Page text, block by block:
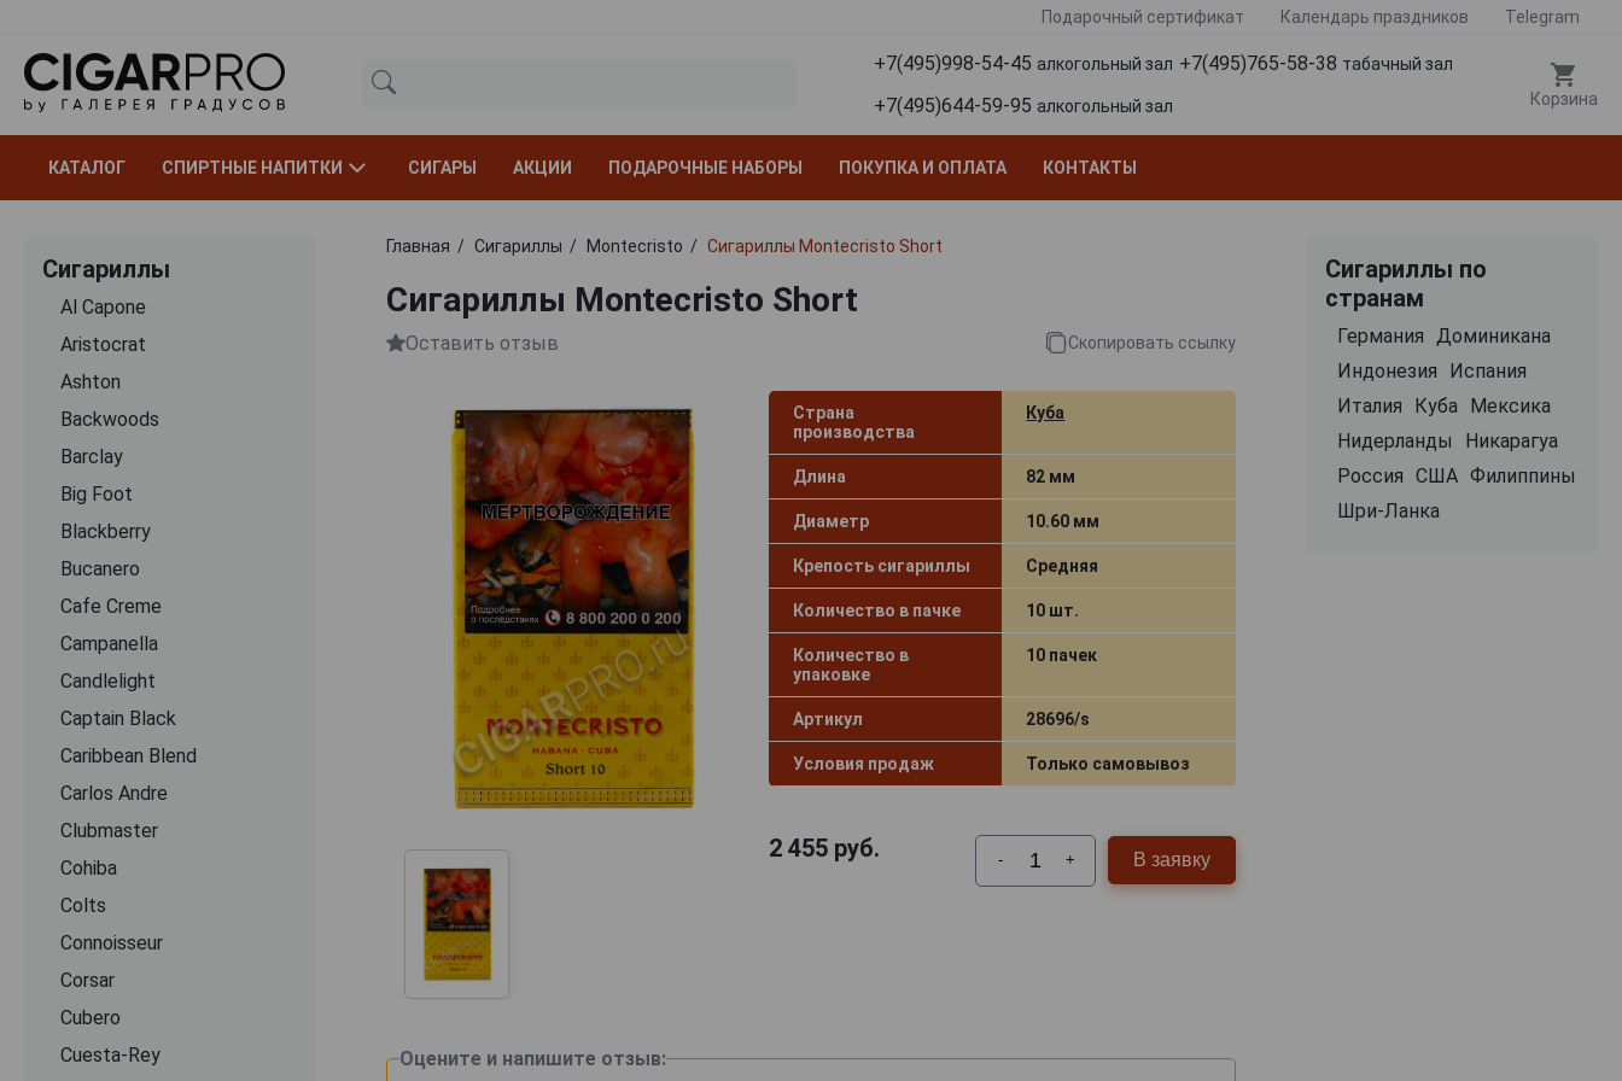
Подарочный сертификат Календарь праздников Telegram
+7(495)998-54-45 алкогольный зал +7(495)765-58-38 табачный зал
+7(495)644-59-95 алкогольный зал Корзина
КАТАЛОГ СПИРТНЫЕ НАПИТКИ СИГАРЫ АКЦИИ ПОДАРОЧНЫЕ НАБОРЫ ПОКУПКА И ОПЛАТА КОНТАКТЫ
Сигариллы
Al Capone
Aristocrat
Ashton
Backwoods
Barclay
Big Foot
Blackberry
Bucanero
Cafe Creme
Campanella
Candlelight
Captain Black
Caribbean Blend
Carlos Andre
Clubmaster
Cohiba
Colts
Connoisseur
Corsar
Cubero
Cuesta-Rey
Главная Сигариллы Montecristo Cигариллы Montecristo Short
Cигариллы Montecristo Short
Оставить отзыв Скопировать ссылку
Страна
производства
Куба
Длина 82 мм
Диаметр 10.60 мм
Крепость сигариллы Средняя
Количество в пачке 10 шт.
Количество в
упаковке
10 пачек
Артикул 28696/s
Условия продаж Только самовывоз
2 455руб. - + В заявку
Оцените и напишите отзыв:
Сигариллы по
странам
Германия
Доминикана
Индонезия
Испания
Италия
Куба
Мексика
Нидерланды
Никарагуа
Россия США Филиппины
Шри-Ланка